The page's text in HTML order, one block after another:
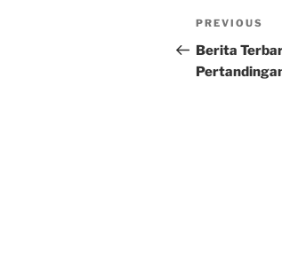
Post
Previous
Post
PREVIOUS
Berita